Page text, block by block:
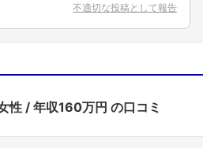
不適切な投稿として報告
性 年収160万円 の口コミ